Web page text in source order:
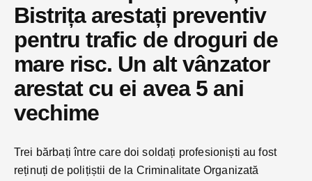
Bistrița arestați preventiv
pentru trafic de droguri de
mare risc. Un alt vânzator
arestat cu ei avea 5 ani
vechime
Trei bărbați între care doi soldați profesioniști au fost
reținuți de polițiștii de la Criminalitate Organizată